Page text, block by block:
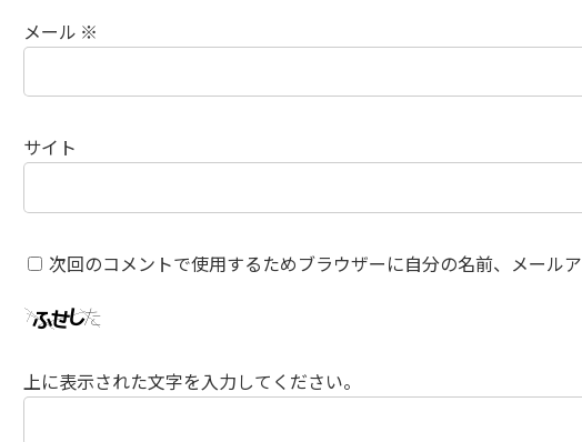
メール ※
サイト
次回のコメントで使用するためブラウザーに自分の名前、メール
上に表示された文字を入力してください。